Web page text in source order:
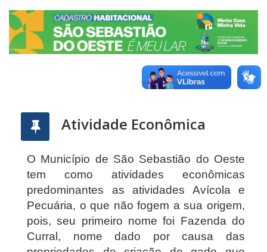
Atividade Econômica
O Município de São Sebastião do Oeste
tem como atividades econômicas
predominantes as atividades Avícola e
Pecuária, o que não fogem a sua origem,
pois, seu primeiro nome foi Fazenda do
Curral, nome dado por causa das